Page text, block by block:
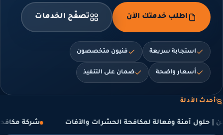
اطلب خدمتك الآن تصفّح الخدمات
استجابة سريعة فنيون متخصصون
أسعار واضحة ضمان على التنفيذ
الأدلة
حشرات ورش مبيدات عسفان | رش آمن وحلول فعالة للقضاء